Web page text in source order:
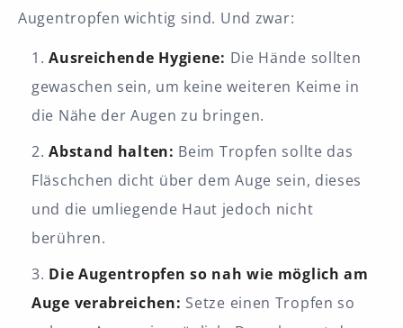
Augentropfen wichtig sind. Und zwar:
Ausreichende Hygiene: Die Hände sollten
gewaschen sein, um keine weiteren Keime in
die Nähe der Augen zu bringen.
Abstand halten: Beim Tropfen sollte das
Fläschchen dicht über dem Auge sein, dieses
und die umliegende Haut jedoch nicht
berühren.
Die Augentropfen so nah wie möglich am
Auge verabreichen: Setze einen Tropfen so